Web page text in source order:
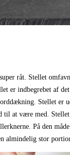
råt. Stellet
er indbegrebet af
Stellet er
til at være med. Stellet
På den
almindelig stor